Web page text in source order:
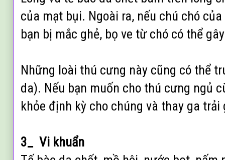
của mạt bụi. Ngoài ra, nếu chú chó
bạn bị mắc ghẻ, bọ ve từ chó có thể
Những loài thú cưng này cũng có thể
da). Nếu bạn muốn cho thú cưng ngủ
khỏe định kỳ cho chúng và thay ga
3_ Vi khuẩn